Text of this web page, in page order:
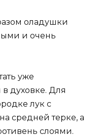
оладушки
и очень
уже
духовке. Для
лук с
средней терке, а
слоями.